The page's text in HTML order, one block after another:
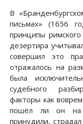
В
письмах» (1656
принципы
дезертира
совершил это
отражалось на
была
судебного
факторы как
пошёл ли он на
принудили,